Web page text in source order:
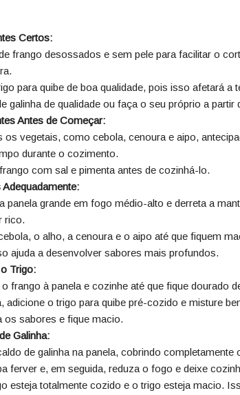
Certos:
frango desossados e sem pele para facilitar o
para quibe de boa qualidade, pois isso afetará a
galinha de qualidade ou faça o seu próprio a partir
Antes de Começar:
os vegetais, como cebola, cenoura e aipo,
durante o cozimento.
com sal e pimenta antes de cozinhá-lo.
panela grande em fogo médio-alto e derreta a
rico.
o alho, a cenoura e o aipo até que fiquem
ajuda a desenvolver sabores mais profundos.
Trigo:
frango à panela e cozinhe até que fique dourado
adicione o trigo para quibe pré-cozido e misture
os sabores e fique macio.
Galinha:
de galinha na panela, cobrindo completamente
ferver e, em seguida, reduza o fogo e deixe
esteja totalmente cozido e o trigo esteja macio.